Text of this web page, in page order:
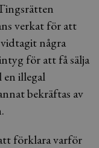
verkat för att
några
för att få sälja
illegal
bekräftas av
förklara varför